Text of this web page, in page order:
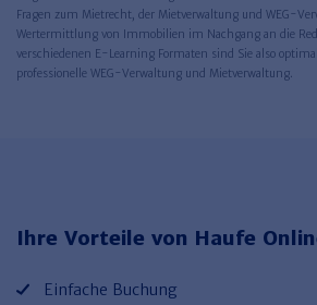
Fragen zum Mietrecht, der Mietverwaltung und WEG-
Wertermittlung von Immobilien im Nachgang an die
verschiedenen E-Learning Formaten sind Sie also
professionelle WEG-Verwaltung und Mietverwaltung.
Ihre Vorteile von Haufe
Einfache Buchung